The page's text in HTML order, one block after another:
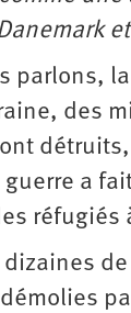
parlons,
des
guerre a
réfugiés